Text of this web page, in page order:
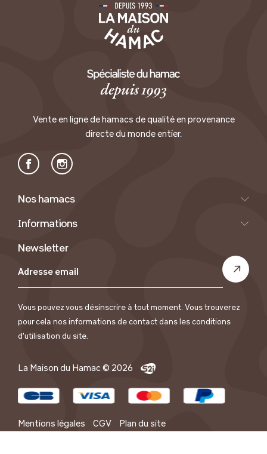
Vente en ligne de hamacs de qualité en provenance
directe du monde entier.
FacebookInstagram
Nos hamacs
Informations
Newsletter
Vous pouvez vous désinscrire à tout moment. Vous trouverez
pour cela nos informations de contact dans les conditions
d'utilisation du site.
La Maison du Hamac © 2026
Mentions légales CGV Plan du site